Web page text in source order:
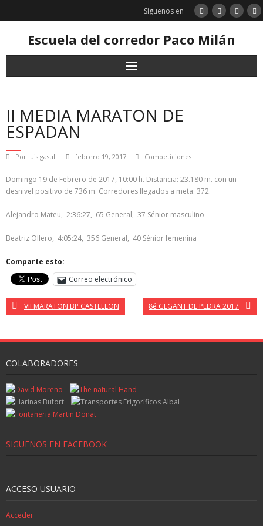
Síguenos en
Escuela del corredor Paco Milán
II MEDIA MARATON DE
ESPADAN
Por luis gasull febrero 19, 2017 Competiciones
Domingo 19 de Febrero de 2017, 10:00 h. Distancia: 23.180 m. con un
desnivel positivo de 736 m. Corredores llegados a meta: 372.
Alejandro Mateu, 2:36:27, 65 General, 37 Sénior masculino
Beatriz Ollero, 4:05:24, 356 General, 40 Sénior femenina
Comparte esto:
Correo electrónico
VII MARATON BP CASTELLON 8é GEGANT DE PEDRA 2017
COLABORADORES
SIGUENOS EN FACEBOOK
ACCESO USUARIO
Acceder